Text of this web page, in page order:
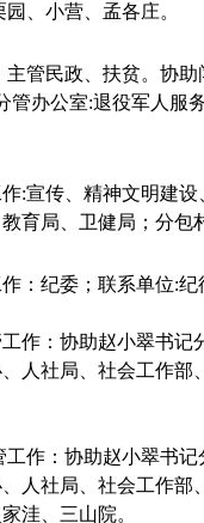
、小营、孟各庄。
主管民政、扶贫。协
管办公室:退役军人
:宣传、精神文明建
育局、卫健局；分
：纪委；联系单位:纪
作：协助赵小翠书
人社局、社会工作
工作：协助赵小翠书
人社局、社会工作
洼、三山院。